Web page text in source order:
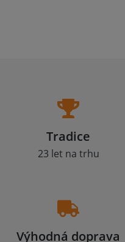
Tradice
23 let na trhu
Výhodná doprava